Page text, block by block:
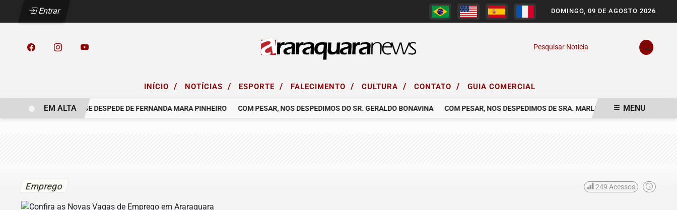
Entrar DOMINGO, 09 DE AGOSTO 2026
Pesquisar Notícia
INÍCIO / NOTÍCIAS / ESPORTE / FALECIMENTO / CULTURA / CONTATO / GUIA COMERCIAL
O GRUPO SINSEF SE DESPEDE DE FERNANDA MARA PINHEIRO COM PESAR, NOS DESPEDIMOS DO SR. GERALDO BONAVINA COM PESAR, NOS DESPEDIMOS DE SRA. MARLENE RODRIGUES COSTA.
EM ALTA MENU
Emprego 249 Acessos